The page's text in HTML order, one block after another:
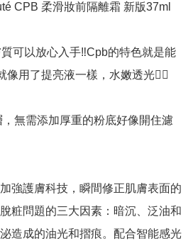
CPB 柔滑妝前隔離霜 新版37ml
可以放心入手‼️Cpb的特色就是能
像用了提亮液一樣，水嫩透光👍🏻
，無需添加厚重的粉底好像開住濾
強護膚科技，瞬間修正肌膚表面的
粧問題的三大因素：暗沉、泛油和
造成的油光和摺痕。配合智能感光